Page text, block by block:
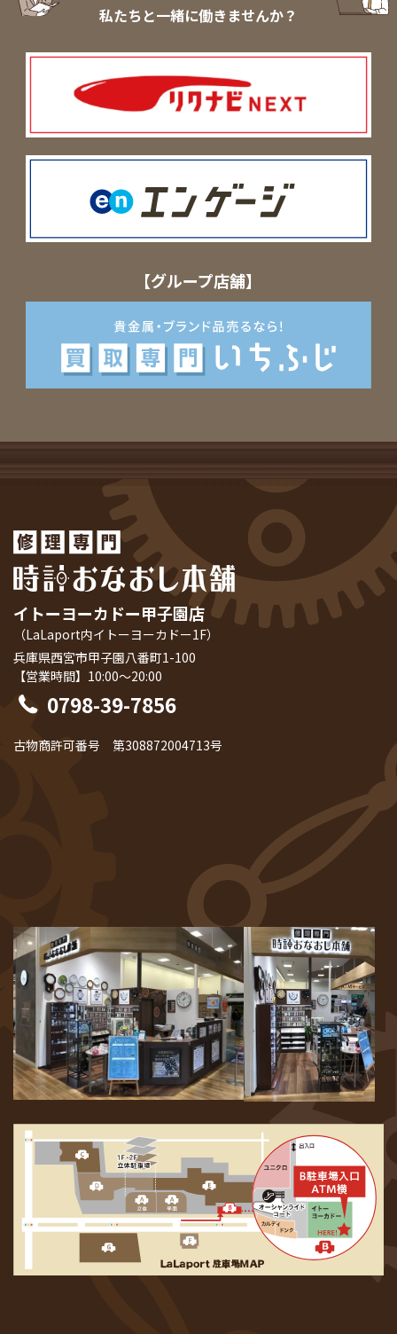
私たちと一緒に働きませんか？
【グループ店舗】
イトーヨーカドー甲子園店
（LaLaport内イトーヨーカドー1F）
兵庫県西宮市甲子園八番町1-100
【営業時間】10:00～20:00
0798-39-7856
古物商許可番号 第308872004713号